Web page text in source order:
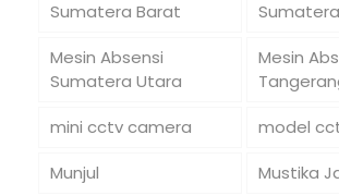
Sumatera Barat
Mesin Absensi
Sumatera Utara
Mesin
mini cctv camera
model
Munjul
Mustika